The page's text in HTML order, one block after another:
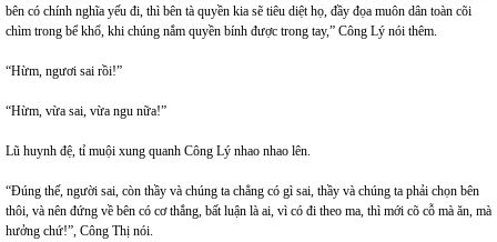
bên có chính nghĩa yếu đi, thì bên tà quyền kia sẽ tiêu diệt họ, đầy đọa muôn dân toàn cõi
chìm trong bể khổ, khi chúng nắm quyền bính được trong tay,” Công Lý nói thêm.
“Hừm, ngươi sai rồi!”
“Hừm, vừa sai, vừa ngu nữa!”
Lũ huynh đệ, tỉ muội xung quanh Công Lý nhao nhao lên.
“Đúng thế, người sai, còn thầy và chúng ta chẳng có gì sai, thầy và chúng ta phải chọn bên
thôi, và nên đứng về bên có cơ thắng, bất luận là ai, vì có đi theo ma, thì mới cõ cỗ mà ăn, mà
hưởng chứ!”, Công Thị nói.